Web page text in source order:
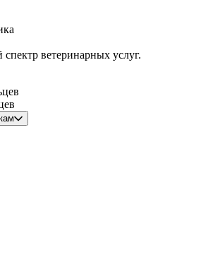
ветеринарных услуг.